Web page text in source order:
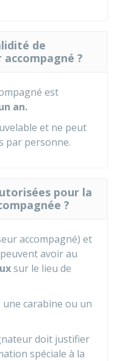
de
?
est
an.
et ne peut
par personne.
pour la
?
accompagné) et
avoir au
sur le lieu de
carabine ou un
doit justifier
spéciale à la